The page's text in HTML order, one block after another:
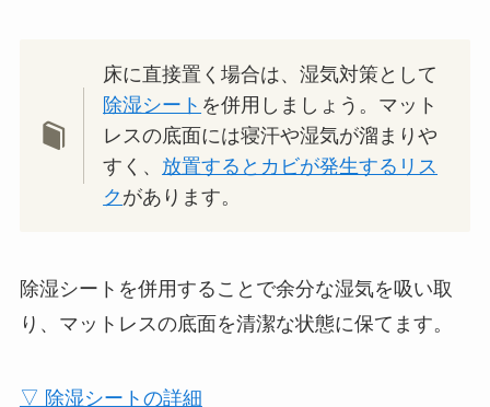
床に直接置く場合は、湿気対策として
除湿シート を併用しましょう。マット
レスの底面には寝汗や湿気が溜まりや
すく、 放置するとカビが発生するリス
ク があります。
除湿シートを併用することで余分な湿気を吸い取
り、マットレスの底面を清潔な状態に保てます。
▽ 除湿シートの詳細